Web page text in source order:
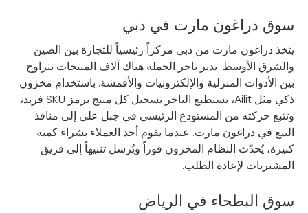
سوق دراغون مارت في دبي
يتخذ دراغون مارت من دبي مركزاً رئيسياً للتجارة بين الصين
والشرق الأوسط. يدير تاجر الجملة هناك آلاف المنتجات تتراوح
بين الأدوات المنزلية والإلكترونيات والأقمشة. باستخدام مخزون
ذكي مثل Ailit، يستطيع التاجر تسجيل كل منتج برمز SKU فريد،
وتتبع حركته من المستودع الرئيسي في جبل علي إلى منافذ
البيع في دراغون مارت. عندما يقوم أحد العملاء بشراء كمية
كبيرة، يُحدّث النظام المخزون فوراً ويُرسل تنبيهاً إلى فريق
المشتريات لإعادة الطلب.
سوق البطحاء في الرياض